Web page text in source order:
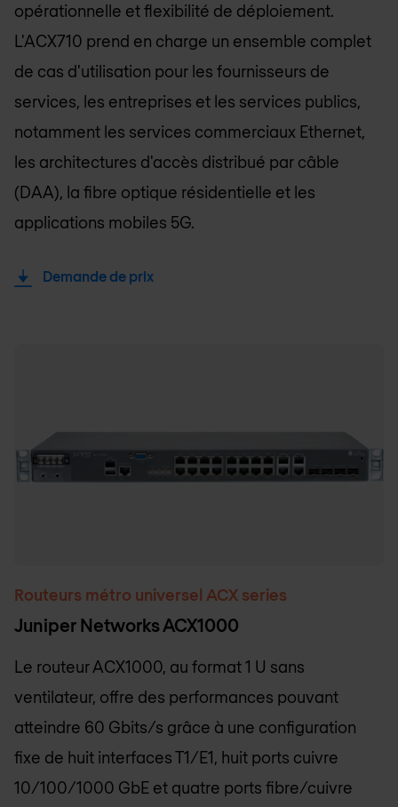
opérationnelle et flexibilité de déploiement.
L'ACX710 prend en charge un ensemble complet
de cas d'utilisation pour les fournisseurs de
services, les entreprises et les services publics,
notamment les services commerciaux Ethernet,
les architectures d'accès distribué par câble
(DAA), la fibre optique résidentielle et les
applications mobiles 5G.
Demande de prix
Routeurs métro universel ACX series
Juniper Networks ACX1000
Le routeur ACX1000, au format 1 U sans
ventilateur, offre des performances pouvant
atteindre 60 Gbits/s grâce à une configuration
fixe de huit interfaces T1/E1, huit ports cuivre
10/100/1000 GbE et quatre ports fibre/cuivre